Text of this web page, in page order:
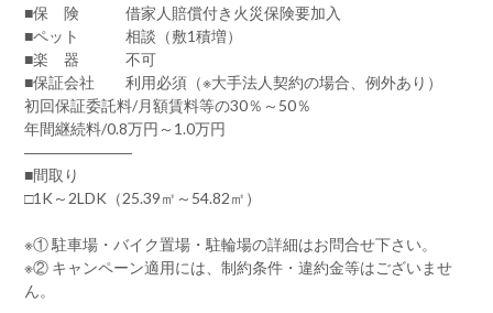
■保 険 借家人賠償付き火災保険要加入
■ペット 相談（敷1積増）
■楽 器 不可
■保証会社 利用必須（※大手法人契約の場合、例外あり）
初回保証委託料/月額賃料等の30％～50％
年間継続料/0.8万円～1.0万円
―――――――
■間取り
□1K～2LDK（25.39㎡～54.82㎡）
※① 駐車場・バイク置場・駐輪場の詳細はお問合せ下さい。
※② キャンペーン適用には、制約条件・違約金等はございませ
ん。